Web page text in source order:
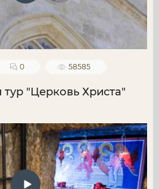
0 58585
"Церковь Христа"